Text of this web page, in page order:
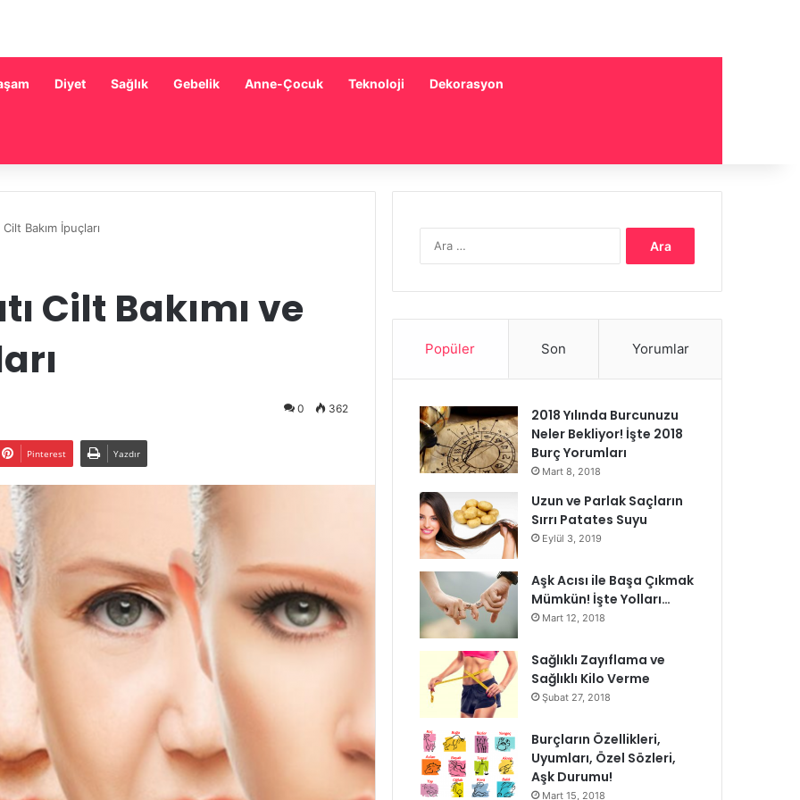
Diyet Sağlık Gebelik Anne-Çocuk Teknoloji Dekorasyon
Bakım İpuçları
Cilt Bakımı ve
0 362
Pinterest Yazdır
Popüler Son Yorumlar
2018 Yılında Burcunuzu
Neler Bekliyor! İşte 2018
Burç Yorumları
Mart 8, 2018
Uzun ve Parlak Saçların
Sırrı Patates Suyu
Eylül 3, 2019
Aşk Acısı ile Başa Çıkmak
Mümkün! İşte Yolları…
Mart 12, 2018
Sağlıklı Zayıflama ve
Sağlıklı Kilo Verme
Şubat 27, 2018
Burçların Özellikleri,
Uyumları, Özel Sözleri,
Aşk Durumu!
Mart 15, 2018